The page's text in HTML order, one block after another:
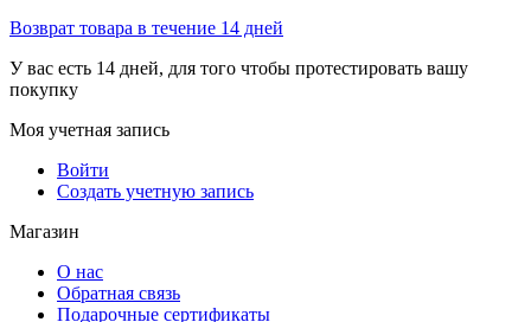
Возврат товара в течение 14 дней
У вас есть 14 дней, для того чтобы протестировать вашу
покупку
Моя учетная запись
Войти
Создать учетную запись
Магазин
О нас
Обратная связь
Подарочные сертификаты